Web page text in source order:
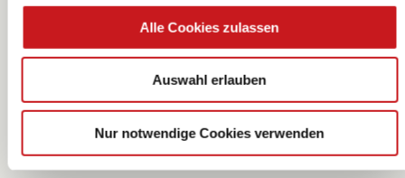
Alle Cookies zulassen
Auswahl erlauben
Nur notwendige Cookies verwenden
Sparschwein |
102×85×87 mm,
Sparschwein |
135×118×116
mm, weiß
KNORR prandell